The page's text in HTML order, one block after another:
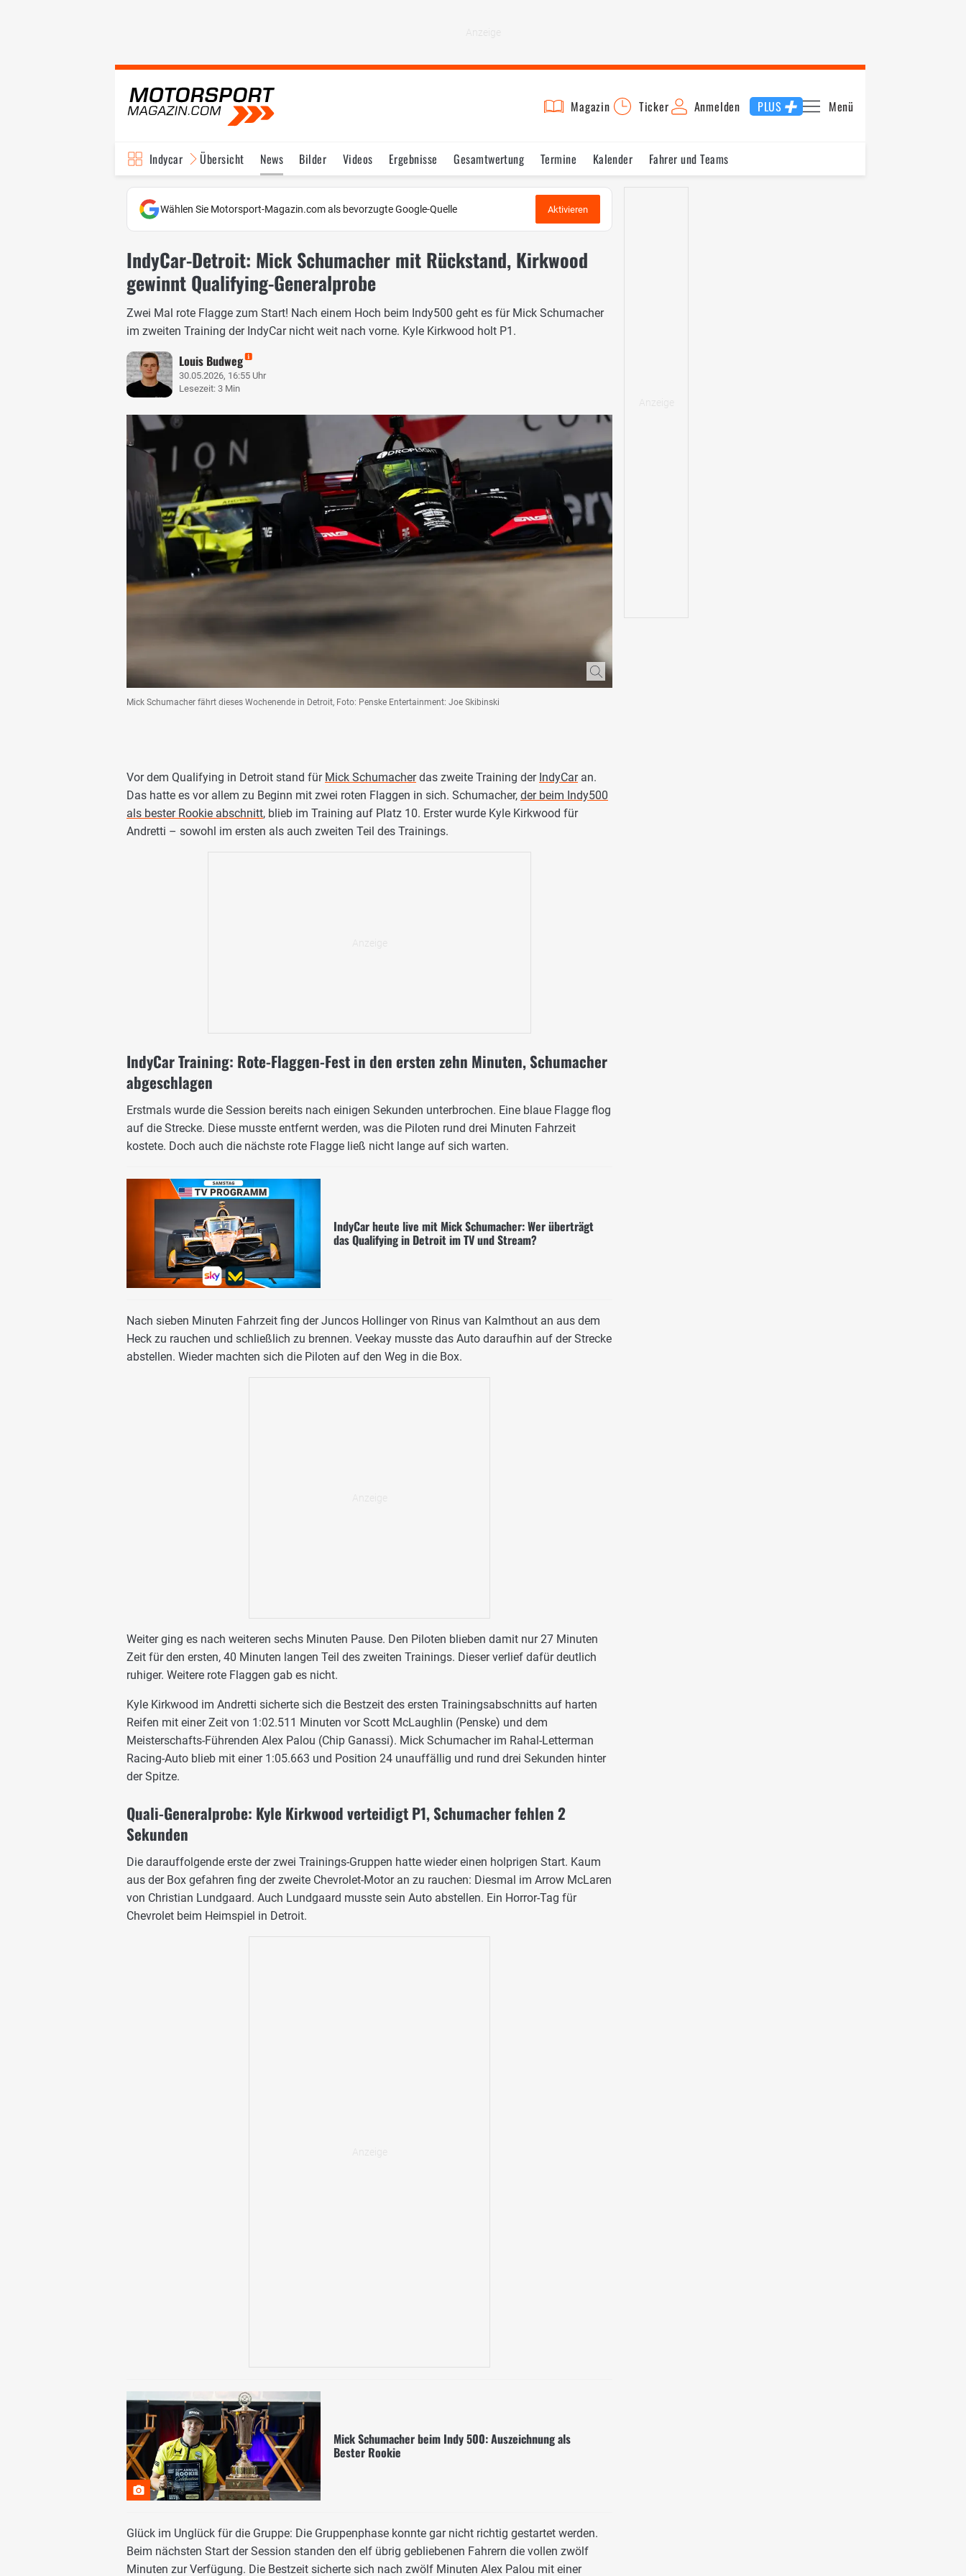
Magazin Ticker Anmelden PLUS Menü
Indycar Übersicht News Bilder Videos Ergebnisse Gesamtwertung Termine Kalender Fahrer und Teams
Wählen Sie Motorsport-Magazin.com als bevorzugte Google-Quelle Aktivieren
IndyCar-Detroit: Mick Schumacher mit Rückstand, Kirkwood
gewinnt Qualifying-Generalprobe
Zwei Mal rote Flagge zum Start! Nach einem Hoch beim Indy500 geht es für Mick Schumacher
im zweiten Training der IndyCar nicht weit nach vorne. Kyle Kirkwood holt P1.
Louis Budweg
30.05.2026, 16:55 Uhr
Lesezeit: 3 Min
Mick Schumacher fährt dieses Wochenende in Detroit, Foto: Penske Entertainment: Joe Skibinski
Vor dem Qualifying in Detroit stand für Mick Schumacherdas zweite Training der IndyCaran.
Das hatte es vor allem zu Beginn mit zwei roten Flaggen in sich. Schumacher, der beim Indy500
als bester Rookie abschnitt, blieb im Training auf Platz 10. Erster wurde Kyle Kirkwood für
Andretti – sowohl im ersten als auch zweiten Teil des Trainings.
IndyCar Training: Rote-Flaggen-Fest in den ersten zehn Minuten, Schumacher
abgeschlagen
Erstmals wurde die Session bereits nach einigen Sekunden unterbrochen. Eine blaue Flagge flog
auf die Strecke. Diese musste entfernt werden, was die Piloten rund drei Minuten Fahrzeit
kostete. Doch auch die nächste rote Flagge ließ nicht lange auf sich warten.
IndyCar heute live mit Mick Schumacher: Wer überträgt
das Qualifying in Detroit im TV und Stream?
Nach sieben Minuten Fahrzeit fing der Juncos Hollinger von Rinus van Kalmthout an aus dem
Heck zu rauchen und schließlich zu brennen. Veekay musste das Auto daraufhin auf der Strecke
abstellen. Wieder machten sich die Piloten auf den Weg in die Box.
Weiter ging es nach weiteren sechs Minuten Pause. Den Piloten blieben damit nur 27 Minuten
Zeit für den ersten, 40 Minuten langen Teil des zweiten Trainings. Dieser verlief dafür deutlich
ruhiger. Weitere rote Flaggen gab es nicht.
Kyle Kirkwood im Andretti sicherte sich die Bestzeit des ersten Trainingsabschnitts auf harten
Reifen mit einer Zeit von 1:02.511 Minuten vor Scott McLaughlin (Penske) und dem
Meisterschafts-Führenden Alex Palou (Chip Ganassi). Mick Schumacher im Rahal-Letterman
Racing-Auto blieb mit einer 1:05.663 und Position 24 unauffällig und rund drei Sekunden hinter
der Spitze.
Quali-Generalprobe: Kyle Kirkwood verteidigt P1, Schumacher fehlen 2
Sekunden
Die darauffolgende erste der zwei Trainings-Gruppen hatte wieder einen holprigen Start. Kaum
aus der Box gefahren fing der zweite Chevrolet-Motor an zu rauchen: Diesmal im Arrow McLaren
von Christian Lundgaard. Auch Lundgaard musste sein Auto abstellen. Ein Horror-Tag für
Chevrolet beim Heimspiel in Detroit.
Mick Schumacher beim Indy 500: Auszeichnung als
Bester Rookie
Glück im Unglück für die Gruppe: Die Gruppenphase konnte gar nicht richtig gestartet werden.
Beim nächsten Start der Session standen den elf übrig gebliebenen Fahrern die vollen zwölf
Minuten zur Verfügung. Die Bestzeit sicherte sich nach zwölf Minuten Alex Palou mit einer